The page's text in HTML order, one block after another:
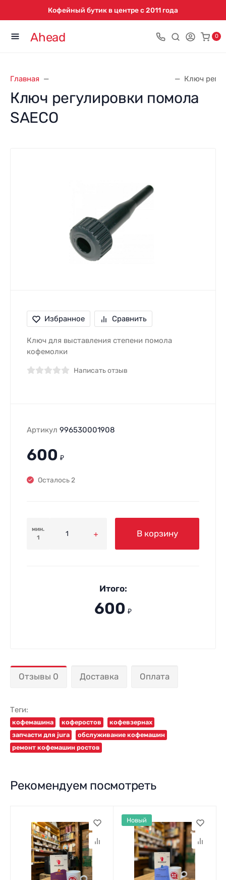
Кофейный бутик в центре с 2011 года
Ahead 0
Главная Ключ
Ключ регулировки помола
SAECO
Избранное Сравнить
​Ключ для выставления степени помола
кофемолки
Написать отзыв
Артикул 996530001908
600 ₽
Осталось 2
мин.
1
В корзину
Итого:
600 ₽
Отзывы 0 Доставка Оплата
Теги:
кофемашина коферостов
кофевзернах
запчасти для jura
обслуживание кофемашин
ремонт кофемашин ростов
Рекомендуем посмотреть
Новый